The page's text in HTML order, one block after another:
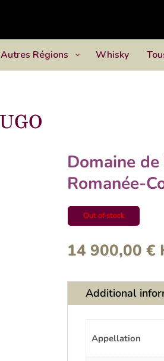
Autres Régions Whisky
Domaine
Romanée-
Out of stock
14 900,00 €
Additional
Appellation